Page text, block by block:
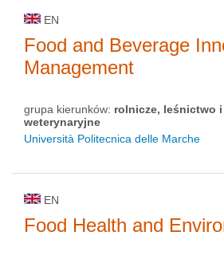
EN
Food and Beverage
Management
grupa kierunków: rolnicze, leśnictwo
weterynaryjne
Università Politecnica delle Marche
EN
Food Health and